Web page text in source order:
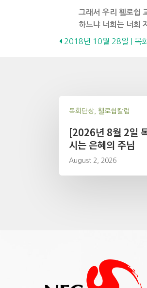
그래서 우리 휄로쉽
하느냐 너희는 너희
Posts
2018년 10월 28일 | 목
목회단상, 휄로쉽칼럼
[2026년 8월 2일
시는 은혜의 주님
August 2, 2026